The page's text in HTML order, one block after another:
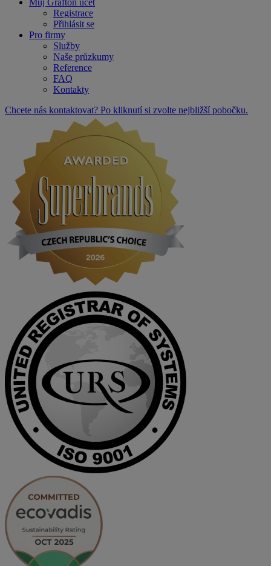
Můj Grafton účet
Registrace
Přihlásit se
Pro firmy
Služby
Naše průzkumy
Reference
FAQ
Kontakty
Chcete nás kontaktovat? Po kliknutí si zvolte nejbližší pobočku.